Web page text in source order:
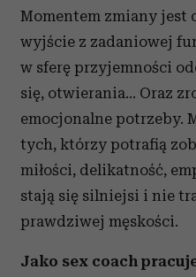
Momentem zmiany jest
wyjście z zadaniowej
w sferę przyjemności
się, otwierania... Oraz
emocjonalne potrzeby.
tych, którzy potrafią
miłości, delikatność,
stają się silniejsi i nie
prawdziwej męskości.
Jako sex coach